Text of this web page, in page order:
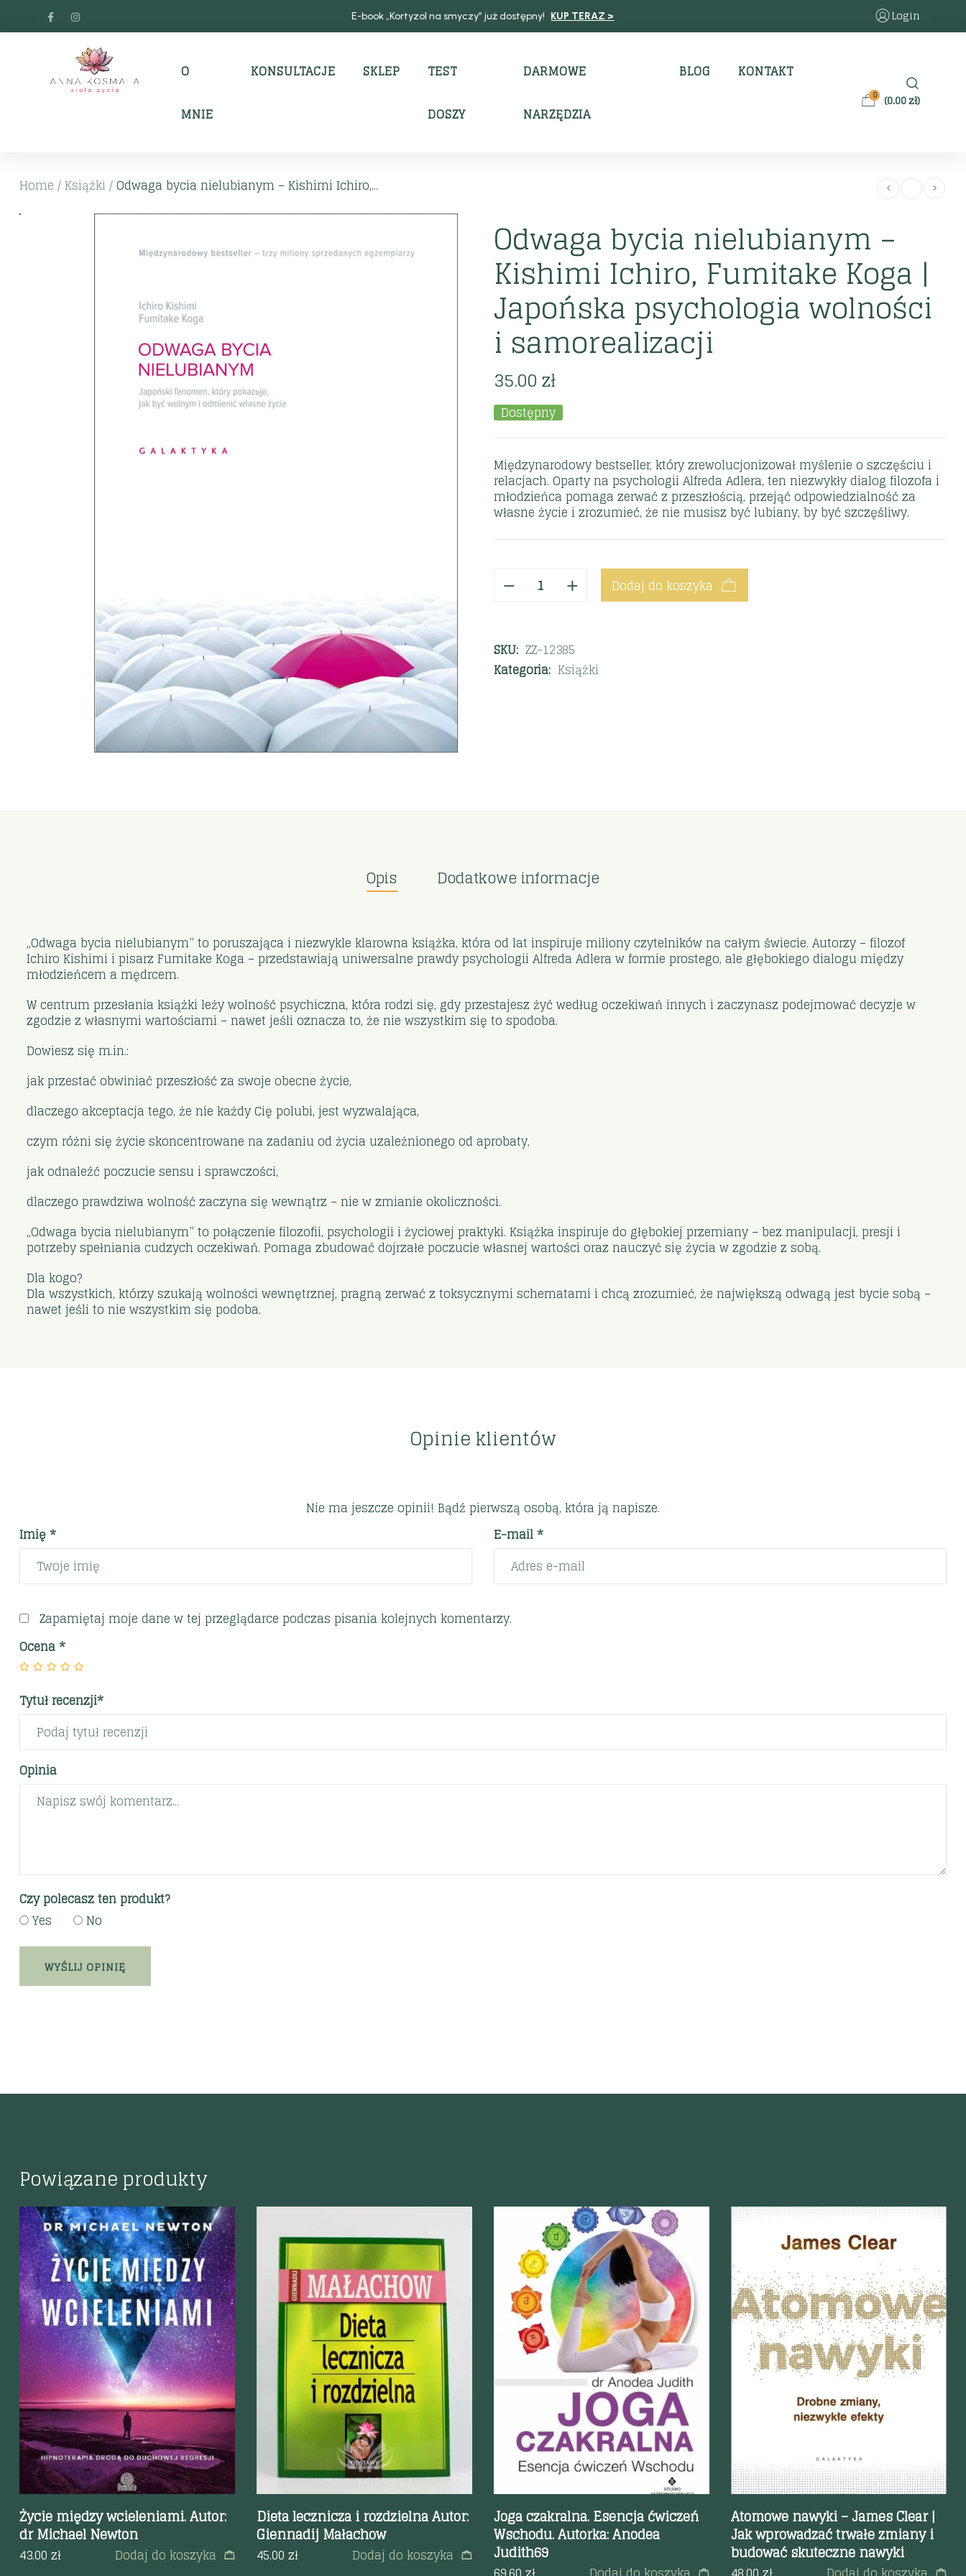
E-book „Kortyzol na smyczy” już dostępny! KUP TERAZ > Login
O
MNIE
KONSULTACJE SKLEP TEST
DOSZY
DARMOWE
NARZĘDZIA
BLOG KONTAKT
0 (0.00zł)
Home / Książki /Odwaga bycia nielubianym – Kishimi Ichiro,...
Odwaga bycia nielubianym –
Kishimi Ichiro, Fumitake Koga |
Japońska psychologia wolności
i samorealizacji
35.00zł
Dostępny
Międzynarodowy bestseller, który zrewolucjonizował myślenie o szczęściu i
relacjach. Oparty na psychologii Alfreda Adlera, ten niezwykły dialog filozofa i
młodzieńca pomaga zerwać z przeszłością, przejąć odpowiedzialność za
własne życie i zrozumieć, że nie musisz być lubiany, by być szczęśliwy.
Dodaj do koszyka
SKU: ZZ-12385
Kategoria: Książki
Opis Dodatkowe informacje
„Odwaga bycia nielubianym” to poruszająca i niezwykle klarowna książka, która od lat inspiruje miliony czytelników na całym świecie. Autorzy – filozof
Ichiro Kishimi i pisarz Fumitake Koga – przedstawiają uniwersalne prawdy psychologii Alfreda Adlera w formie prostego, ale głębokiego dialogu między
młodzieńcem a mędrcem.
W centrum przesłania książki leży wolność psychiczna, która rodzi się, gdy przestajesz żyć według oczekiwań innych i zaczynasz podejmować decyzje w
zgodzie z własnymi wartościami – nawet jeśli oznacza to, że nie wszystkim się to spodoba.
Dowiesz się m.in.:
jak przestać obwiniać przeszłość za swoje obecne życie,
dlaczego akceptacja tego, że nie każdy Cię polubi, jest wyzwalająca,
czym różni się życie skoncentrowane na zadaniu od życia uzależnionego od aprobaty,
jak odnaleźć poczucie sensu i sprawczości,
dlaczego prawdziwa wolność zaczyna się wewnątrz – nie w zmianie okoliczności.
„Odwaga bycia nielubianym” to połączenie filozofii, psychologii i życiowej praktyki. Książka inspiruje do głębokiej przemiany – bez manipulacji, presji i
potrzeby spełniania cudzych oczekiwań. Pomaga zbudować dojrzałe poczucie własnej wartości oraz nauczyć się życia w zgodzie z sobą.
Dla kogo?
Dla wszystkich, którzy szukają wolności wewnętrznej, pragną zerwać z toksycznymi schematami i chcą zrozumieć, że największą odwagą jest bycie sobą –
nawet jeśli to nie wszystkim się podoba.
Opinie klientów
Nie ma jeszcze opinii! Bądź pierwszą osobą, która ją napisze.
Imię *
E-mail *
Zapamiętaj moje dane w tej przeglądarce podczas pisania kolejnych komentarzy.
Ocena*
Tytuł recenzji*
Opinia
Czy polecasz ten produkt?
Yes
No
Powiązane produkty
Szybki podgląd
Życie między wcieleniami. Autor:
dr Michael Newton
43.00 zł Dodaj do koszyka
Szybki podgląd
Dieta lecznicza i rozdzielna Autor:
Giennadij Małachow
45.00 zł Dodaj do koszyka
Szybki podgląd
Joga czakralna. Esencja ćwiczeń
Wschodu. Autorka: Anodea
Judith69
Szybki podgląd
Atomowe nawyki – James Clear |
Jak wprowadzać trwałe zmiany i
budować skuteczne nawyki